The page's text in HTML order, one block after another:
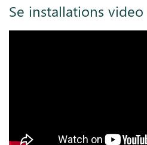
Se installations video